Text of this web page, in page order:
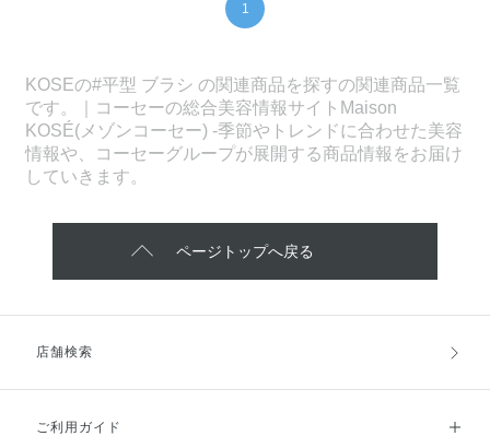
1
KOSEの#平型 ブラシ の関連商品を探すの関連商品一覧
です。｜コーセーの総合美容情報サイトMaison
KOSÉ(メゾンコーセー) -季節やトレンドに合わせた美容
情報や、コーセーグループが展開する商品情報をお届け
していきます。
ページトップへ戻る
店舗検索
ご利用ガイド